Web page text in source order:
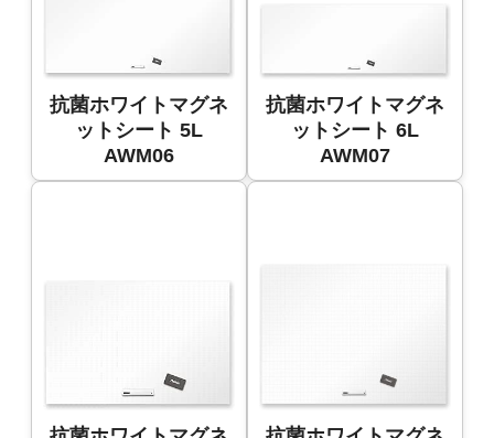
抗菌ホワイトマグネ
ットシート 5L
AWM06
抗菌ホワイトマグネ
ットシート 6L
AWM07